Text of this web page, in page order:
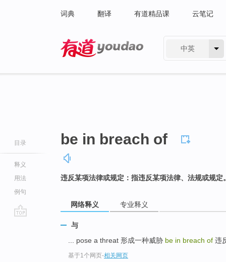
词典 翻译 有道精品课 云笔记
中英
目录
释义
用法
例句
be in breach of
违反某项法律或规定：指违反某项法律、法规或规定
网络释义 专业释义
与
... pose a threat 形成一种威胁 be in breach of 违
基于1个网页-相关网页